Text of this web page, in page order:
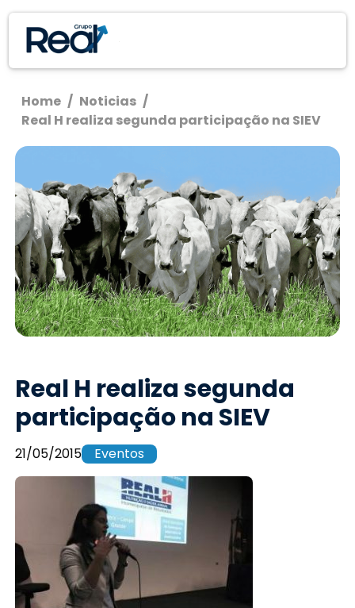
Home / Noticias /
Real H realiza segunda participação na SIEV
Real H realiza segunda
participação na SIEV
21/05/2015 Eventos